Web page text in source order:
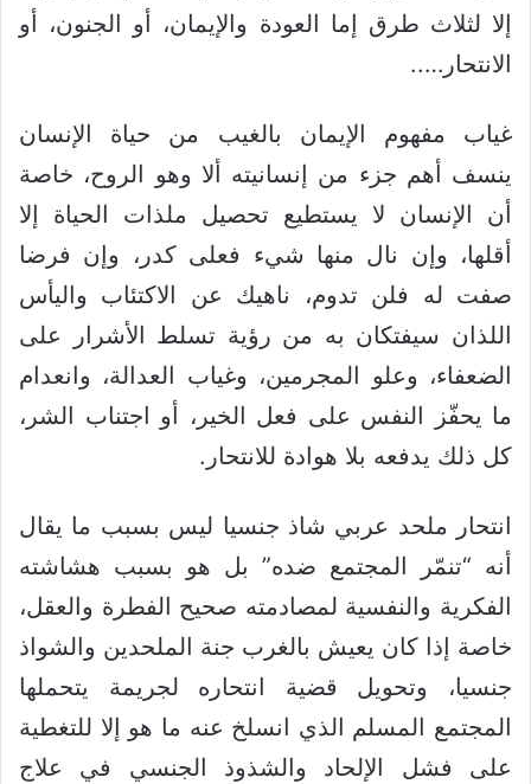
إلا لثلاث طرق إما العودة والإيمان، أو الجنون، أو
الانتحار…..
غياب مفهوم الإيمان بالغيب من حياة الإنسان
ينسف أهم جزء من إنسانيته ألا وهو الروح، خاصة
أن الإنسان لا يستطيع تحصيل ملذات الحياة إلا
أقلها، وإن نال منها شيء فعلى كدر، وإن فرضا
صفت له فلن تدوم، ناهيك عن الاكتئاب واليأس
اللذان سيفتكان به من رؤية تسلط الأشرار على
الضعفاء، وعلو المجرمين، وغياب العدالة، وانعدام
ما يحفّز النفس على فعل الخير، أو اجتناب الشر،
كل ذلك يدفعه بلا هوادة للانتحار.
انتحار ملحد عربي شاذ جنسيا ليس بسبب ما يقال
أنه “تنمّر المجتمع ضده” بل هو بسبب هشاشته
الفكرية والنفسية لمصادمته صحيح الفطرة والعقل،
خاصة إذا كان يعيش بالغرب جنة الملحدين والشواذ
جنسيا، وتحويل قضية انتحاره لجريمة يتحملها
المجتمع المسلم الذي انسلخ عنه ما هو إلا للتغطية
على فشل الإلحاد والشذوذ الجنسي في علاج